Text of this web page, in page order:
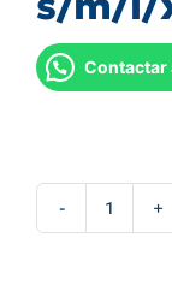
Contactar
Chaleco